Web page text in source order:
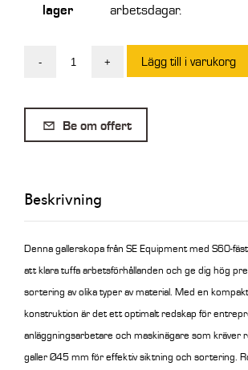
lager
arbetsdagar.
-
med
blad
1500
mm
mängd
+ Lägg till i varukorg
Be om offert
Beskrivning
Denna gallerskopa från SE Equipment med S60-
att klara tuffa arbetsförhållanden och ge dig hög
sortering av olika typer av material. Med en
konstruktion är det ett optimalt redskap för
anläggningsarbetare och maskinägare som kräver
galler Ø45 mm för effektiv siktning och sortering.